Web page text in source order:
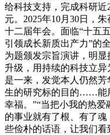
给科技支持，完成科研
元。2025年10月30日，
十二届年会。面临“十五
引领成长新质出产力”的
为题颁发宗旨演讲，明
升级，用持续的科技立
是一来，发觉本人仍然
生的研究标的目的……能
幸福。”“当把小我的热
的事业就有了根、有了
些俭朴的话语，让我们